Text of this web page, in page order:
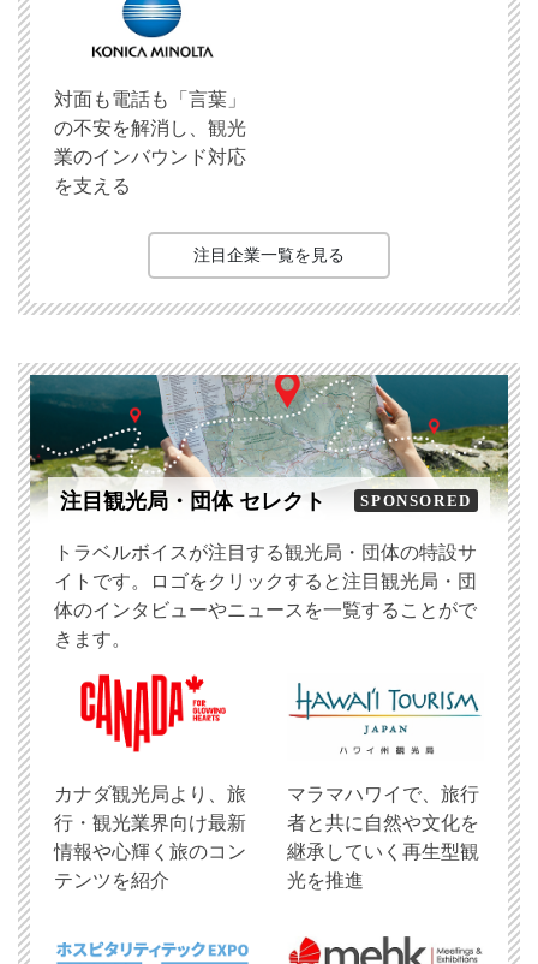
対面も電話も「言葉」
の不安を解消し、観光
業のインバウンド対応
を支える
注目企業一覧を見る
注目観光局・団体 セレクト SPONSORED
トラベルボイスが注目する観光局・団体の特設サ
イトです。ロゴをクリックすると注目観光局・団
体のインタビューやニュースを一覧することがで
きます。
​カナダ観光局より、旅
行・観光業界向け最新
情報や心輝く旅のコン
テンツを紹介
マラマハワイで、旅行
者と共に自然や文化を
継承していく再生型観
光を推進